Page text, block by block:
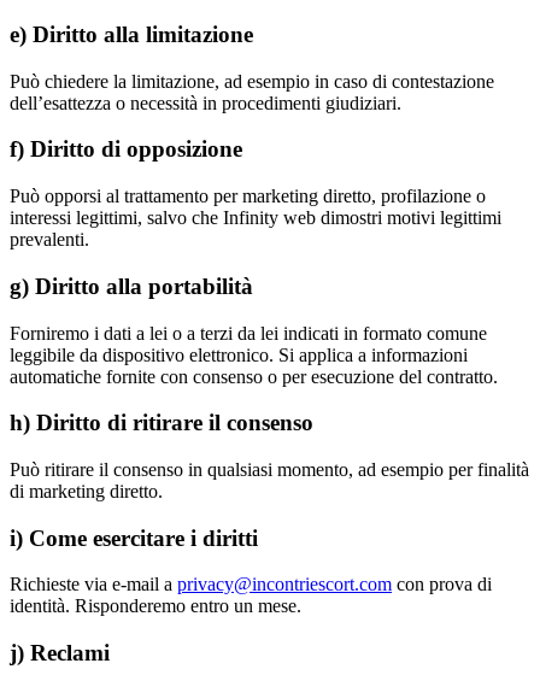
e) Diritto alla limitazione
Può chiedere la limitazione, ad esempio in caso di contestazione
dell’esattezza o necessità in procedimenti giudiziari.
f) Diritto di opposizione
Può opporsi al trattamento per marketing diretto, profilazione o
interessi legittimi, salvo che Infinity web dimostri motivi legittimi
prevalenti.
g) Diritto alla portabilità
Forniremo i dati a lei o a terzi da lei indicati in formato comune
leggibile da dispositivo elettronico. Si applica a informazioni
automatiche fornite con consenso o per esecuzione del contratto.
h) Diritto di ritirare il consenso
Può ritirare il consenso in qualsiasi momento, ad esempio per finalità
di marketing diretto.
i) Come esercitare i diritti
Richieste via e-mail a privacy@incontriescort.com con prova di
identità. Risponderemo entro un mese.
j) Reclami